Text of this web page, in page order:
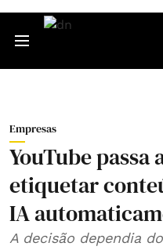
Empresas
YouTube passa
etiquetar
IA
A decisão dependia